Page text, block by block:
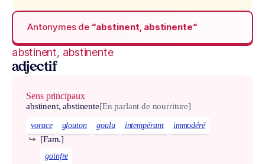
Antonymes de “abstinent, abstinente“
abstinent, abstinente
adjectif
Sens principaux
abstinent, abstinente[En parlant de nourriture]
vorace glouton goulu intempérant immodéré
[Fam.]
↪
goinfre